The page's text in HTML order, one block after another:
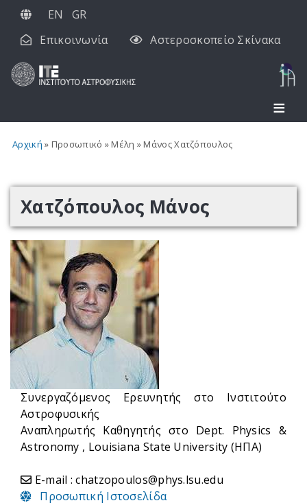
Παράκαμψη
προς
περιεχόμενο
EN
GR
Επικοινωνία
Αστεροσκοπείο Σκίνακα
Αρχική Προσωπικό Μέλη Μάνος Χατζόπουλος
Χατζόπουλος Μάνος
Συνεργαζόμενος Ερευνητής στο Ινστιτούτο
Αστροφυσικής
Αναπληρωτής Καθηγητής στο Dept. Physics &
Astronomy , Louisiana State University (ΗΠΑ)
E-mail : chatzopoulos@phys.lsu.edu
Προσωπική Ιστοσελίδα